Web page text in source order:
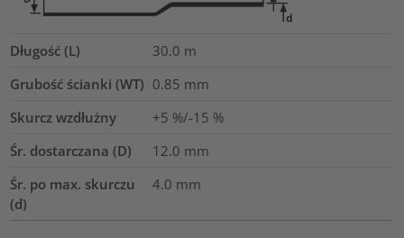
Długość (L) 30.0 m
Grubość ścianki (WT) 0.85 mm
Skurcz wzdłużny
+5 %/-15 %
Śr. dostarczana (D)
12.0 mm
Śr. po max. skurczu
(d)
4.0 mm